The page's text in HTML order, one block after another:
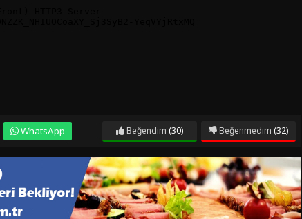
WhatsApp Beğendim (30) Beğenmedim (32)